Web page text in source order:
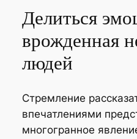
Делиться
врожденная
людей
Стремление
впечатлениями
многогранное